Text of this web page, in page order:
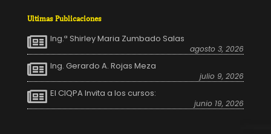
Ultimas Publicaciones
Ing.ª Shirley Maria Zumbado Salas
agosto 3, 2026
Ing. Gerardo A. Rojas Meza
julio 9, 2026
El CIQPA Invita a los cursos:
junio 19, 2026